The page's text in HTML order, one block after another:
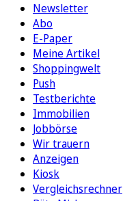
Newsletter
Abo
E-Paper
Meine Artikel
Shoppingwelt
Push
Testberichte
Immobilien
Jobbörse
Wir trauern
Anzeigen
Kiosk
Vergleichsrechner